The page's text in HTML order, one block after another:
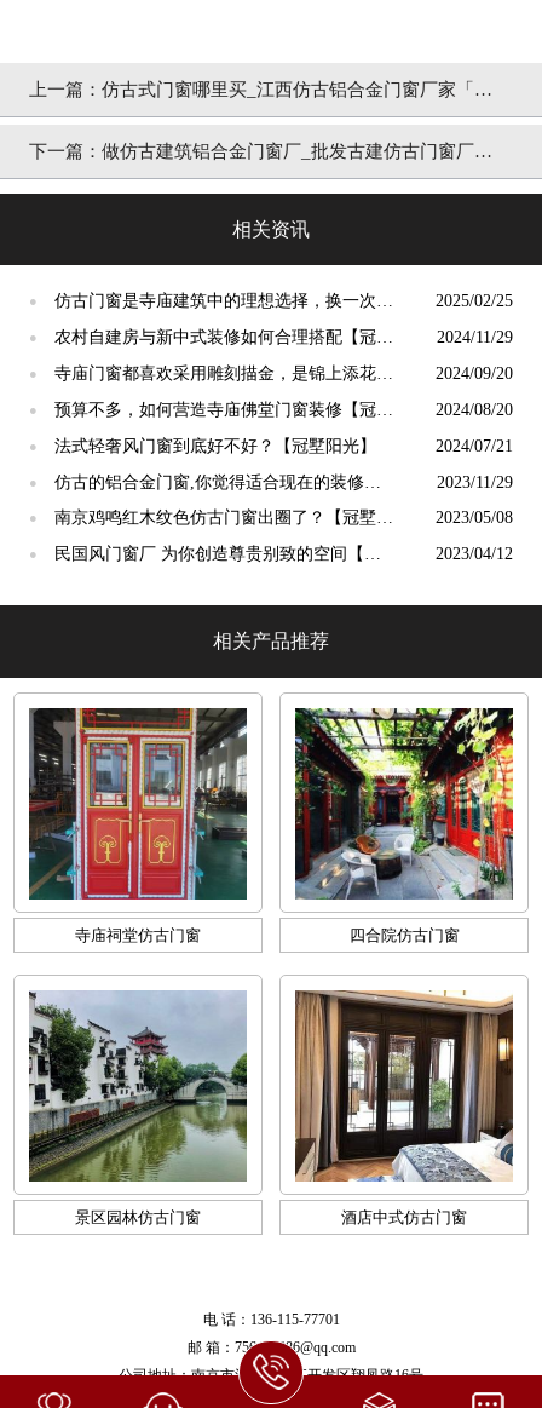
上一篇： 仿古式门窗哪里买_江西仿古铝合金门窗厂家「冠
墅阳光」
下一篇： 做仿古建筑铝合金门窗厂_批发古建仿古门窗厂家
相关资讯
●
仿古门窗是寺庙建筑中的理想选择，换一次用
终生【冠墅阳光】
2025/02/25
●
农村自建房与新中式装修如何合理搭配【冠墅
阳光】
2024/11/29
●
寺庙门窗都喜欢采用雕刻描金，是锦上添花
吗？【冠墅阳光】
2024/09/20
●
预算不多，如何营造寺庙佛堂门窗装修【冠墅
阳光】
2024/08/20
● 法式轻奢风门窗到底好不好？【冠墅阳光】 2024/07/21
●
仿古的铝合金门窗,你觉得适合现在的装修吗?
【冠墅阳光】
2023/11/29
●
南京鸡鸣红木纹色仿古门窗出圈了？【冠墅阳
光】
2023/05/08
●
民国风门窗厂 为你创造尊贵别致的空间【冠
2023/04/12
相关产品推荐
寺庙祠堂仿古门窗 四合院仿古门窗
景区园林仿古门窗 酒店中式仿古门窗
电 话：136-115-77701
邮 箱：756416886@qq.com
公司地址：南京市江宁区滨江开发区翔凤路16号
备案号：
苏ICP备17021201号-2